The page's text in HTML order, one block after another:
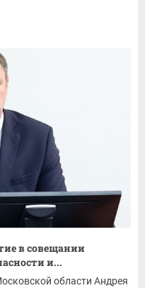
в совещании
и...
области Андрея